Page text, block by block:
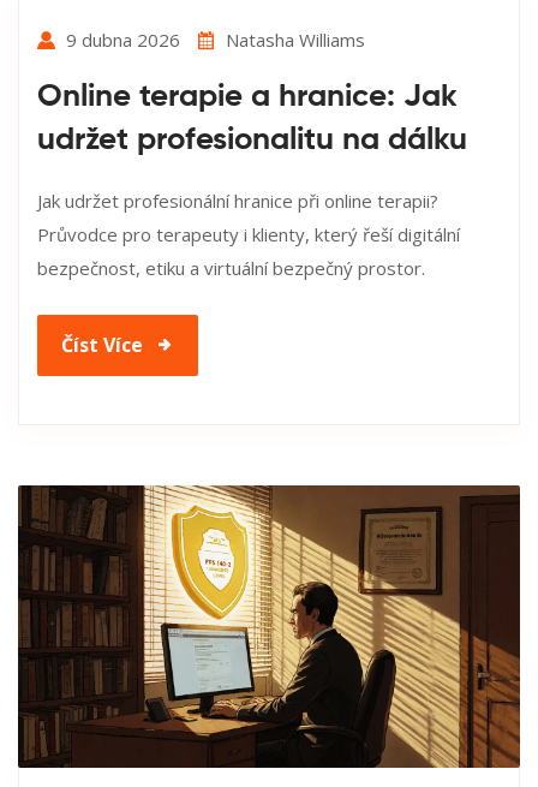
9 dubna 2026 Natasha Williams
Online terapie a hranice: Jak
udržet profesionalitu na dálku
Jak udržet profesionální hranice při online terapii?
Průvodce pro terapeuty i klienty, který řeší digitální
bezpečnost, etiku a virtuální bezpečný prostor.
Číst Více